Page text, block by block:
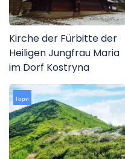
Kirche der Fürbitte der
Heiligen Jungfrau Maria
im Dorf Kostryna
Гори